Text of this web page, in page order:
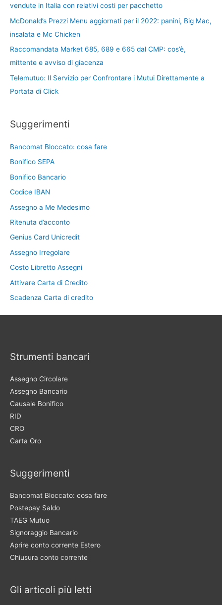
vendute in Italia con relativi costi per pacchetto
McDonald’s Prezzi Menu aggiornati per il 2022: panini, Big Mac,
insalata e Mc Chicken
Raccomandata Market 685, 689 e 665 dal CMP: cos’è,
mittente e avviso di giacenza
Telemutuo: Il Servizio per Confrontare i Mutui Direttamente a
Portata di Click
Suggerimenti
Bancomat Bloccato: cosa fare
Bonifico SEPA
Bonifico Bancario
Codice IBAN
Assegno a Me Medesimo
Ritenuta d’acconto
Genius Card Unicredit
Assegno Irregolare
Costo Libretto Assegni
Attivare Carta di Credito
Scadenza Carta di credito
Strumenti bancari
Assegno Circolare
Assegno Bancario
Causale Bonifico
RID
CRO
Carta Oro
Suggerimenti
Bancomat Bloccato: cosa fare
Postepay Saldo
TAEG Mutuo
Signoraggio Bancario
Aprire conto corrente Estero
Chiusura conto corrente
Gli articoli più letti